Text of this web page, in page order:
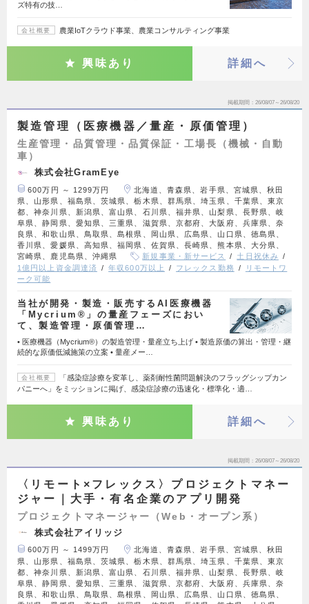
ズ特有の技…
会社概要 農業IoTクラウド事業、農業コンサルティング事業
興味あり 詳細へ
掲載期間 26/08/07～26/08/20
製造管理（医療機器／量産・原価管理）
生産管理・品質管理・品質保証・工場長（機械・自動
車）
株式会社GramEye
600万円 ～ 1299万円
北海道、青森県、岩手県、宮城県、秋田
県、山形県、福島県、茨城県、栃木県、群馬県、埼玉県、千葉県、東京
都、神奈川県、新潟県、富山県、石川県、福井県、山梨県、長野県、岐
阜県、静岡県、愛知県、三重県、滋賀県、京都府、大阪府、兵庫県、奈
良県、和歌山県、鳥取県、島根県、岡山県、広島県、山口県、徳島県、
香川県、愛媛県、高知県、福岡県、佐賀県、長崎県、熊本県、大分県、
宮崎県、鹿児島県、沖縄県
新規事業・新サービス
土日祝休み
1億円以上資金調達済
年収600万以上 フレックス勤務
リモートワ
ーク可能
当社が開発・製造・販売するAI医療機器
「Mycrium®」の量産フェーズにおい
て、製造管理・原価管理…
• 医療機器（Mycrium®）の製造管理・量産立ち上げ • 製造原価の算出・管理・継
続的な原価低減施策の立案 • 量産メー…
会社概要
「感染症診療を変革し、薬剤耐性菌問題解決のフラッグシップカン
パニーへ」をミッションに掲げ、感染症診療の迅速化・標準化・適…
興味あり 詳細へ
掲載期間 26/08/07～26/08/20
〈リモート×フレックス〉プロジェクトマネー
ジャー｜大手・有名企業のアプリ開発
プロジェクトマネージャー（Web・オープン系）
株式会社アイリッジ
600万円 ～ 1499万円
北海道、青森県、岩手県、宮城県、秋田
県、山形県、福島県、茨城県、栃木県、群馬県、埼玉県、千葉県、東京
都、神奈川県、新潟県、富山県、石川県、福井県、山梨県、長野県、岐
阜県、静岡県、愛知県、三重県、滋賀県、京都府、大阪府、兵庫県、奈
良県、和歌山県、鳥取県、島根県、岡山県、広島県、山口県、徳島県、